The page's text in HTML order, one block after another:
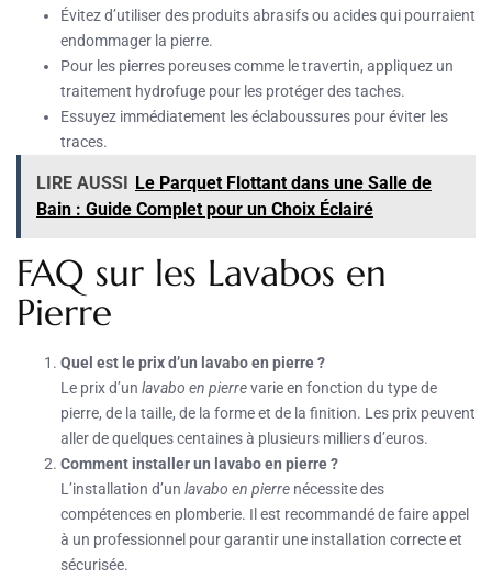
Évitez d’utiliser des produits abrasifs ou acides qui pourraient
endommager la pierre.
Pour les pierres poreuses comme le travertin, appliquez un
traitement hydrofuge pour les protéger des taches.
Essuyez immédiatement les éclaboussures pour éviter les
traces.
LIRE AUSSI Le Parquet Flottant dans une Salle de
Bain : Guide Complet pour un Choix Éclairé
FAQ sur les Lavabos en
Pierre
Quel est le prix d’un lavabo en pierre ?
Le prix d’un lavabo en pierrevarie en fonction du type de
pierre, de la taille, de la forme et de la finition. Les prix peuvent
aller de quelques centaines à plusieurs milliers d’euros.
Comment installer un lavabo en pierre ?
L’installation d’un lavabo en pierre nécessite des
compétences en plomberie. Il est recommandé de faire appel
à un professionnel pour garantir une installation correcte et
sécurisée.